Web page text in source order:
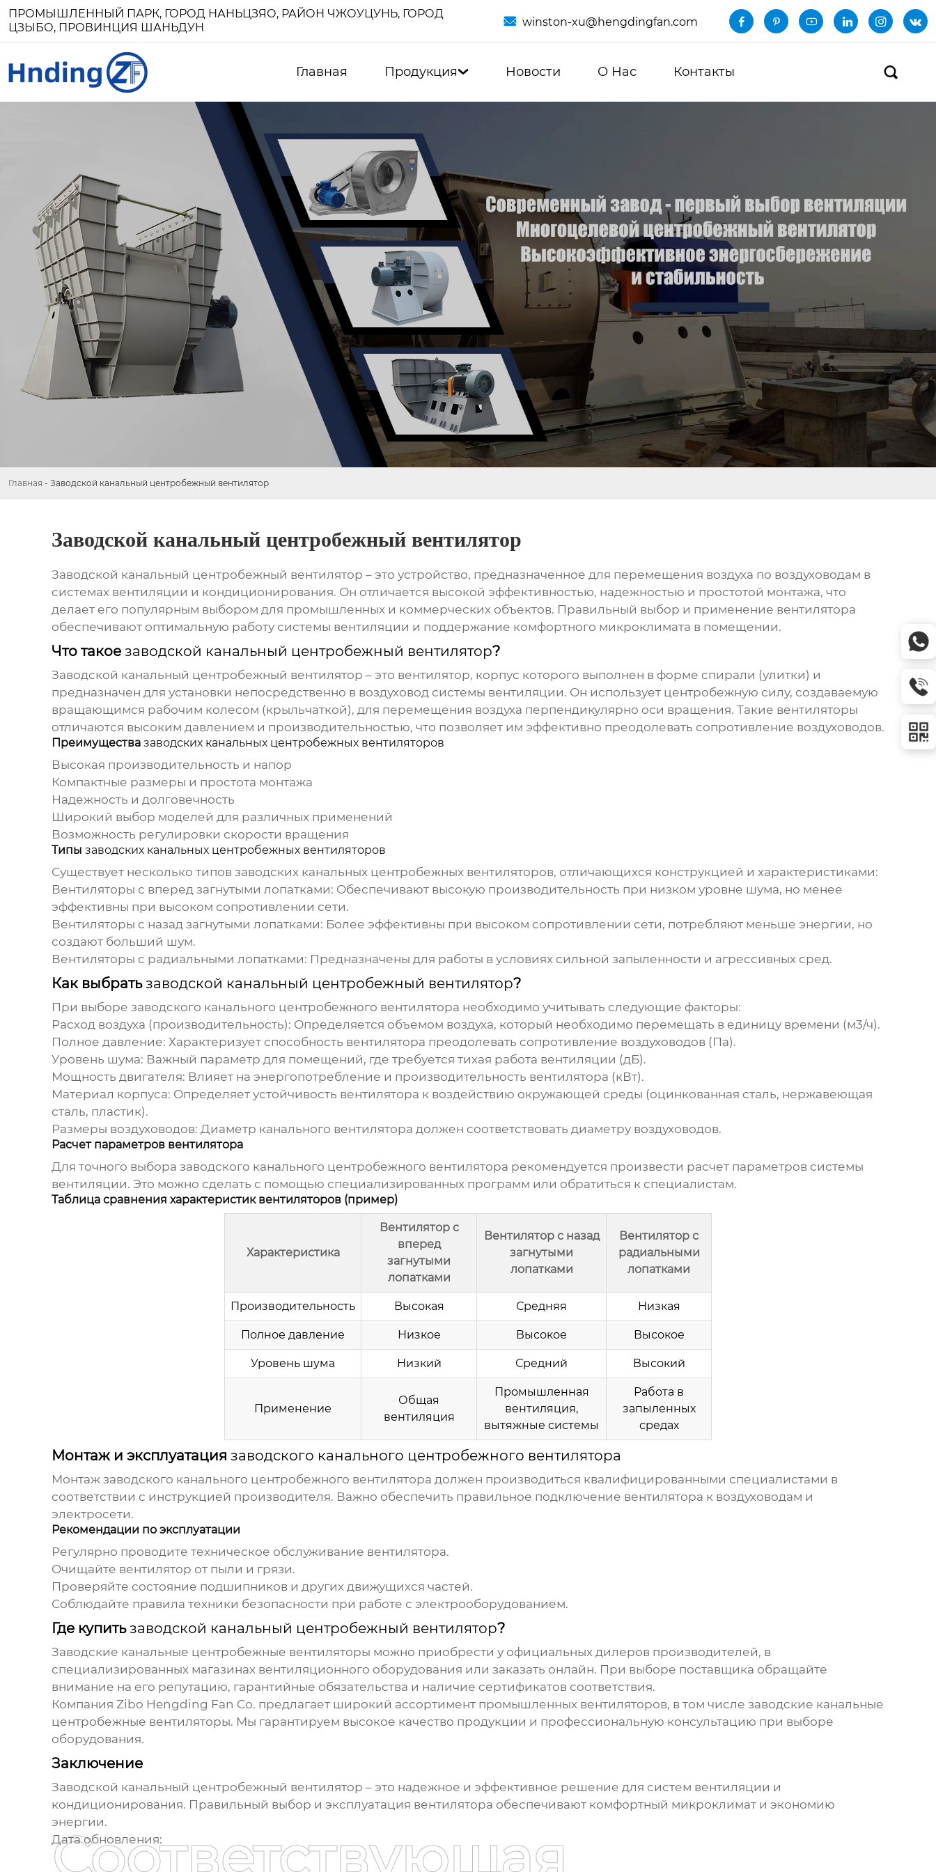
ПРОМЫШЛЕННЫЙ ПАРК, ГОРОД НАНЬЦЗЯО, РАЙОН ЧЖОУЦУНЬ, ГОРОД
ЦЗЫБО, ПРОВИНЦИЯ ШАНЬДУН
 winston-xu@hengdingfan.com      
Главная Продукция Новости О Нас Контакты 
Главная - Заводской канальный центробежный вентилятор
Заводской канальный центробежный вентилятор
Заводской канальный центробежный вентилятор – это устройство, предназначенное для перемещения воздуха по воздуховодам в
системах вентиляции и кондиционирования. Он отличается высокой эффективностью, надежностью и простотой монтажа, что
делает его популярным выбором для промышленных и коммерческих объектов. Правильный выбор и применение вентилятора
обеспечивают оптимальную работу системы вентиляции и поддержание комфортного микроклимата в помещении.
Что такое заводской канальный центробежный вентилятор?
Заводской канальный центробежный вентилятор – это вентилятор, корпус которого выполнен в форме спирали (улитки) и
предназначен для установки непосредственно в воздуховод системы вентиляции. Он использует центробежную силу, создаваемую
вращающимся рабочим колесом (крыльчаткой), для перемещения воздуха перпендикулярно оси вращения. Такие вентиляторы
отличаются высоким давлением и производительностью, что позволяет им эффективно преодолевать сопротивление воздуховодов.
Преимущества заводских канальных центробежных вентиляторов
Высокая производительность и напор
Компактные размеры и простота монтажа
Надежность и долговечность
Широкий выбор моделей для различных применений
Возможность регулировки скорости вращения
Типы заводских канальных центробежных вентиляторов
Существует несколько типов заводских канальных центробежных вентиляторов, отличающихся конструкцией и характеристиками:
Вентиляторы с вперед загнутыми лопатками: Обеспечивают высокую производительность при низком уровне шума, но менее
эффективны при высоком сопротивлении сети.
Вентиляторы с назад загнутыми лопатками: Более эффективны при высоком сопротивлении сети, потребляют меньше энергии, но
создают больший шум.
Вентиляторы с радиальными лопатками: Предназначены для работы в условиях сильной запыленности и агрессивных сред.
Как выбратьзаводской канальный центробежный вентилятор?
При выборе заводского канального центробежного вентилятора необходимо учитывать следующие факторы:
Расход воздуха (производительность): Определяется объемом воздуха, который необходимо перемещать в единицу времени (м3/ч).
Полное давление: Характеризует способность вентилятора преодолевать сопротивление воздуховодов (Па).
Уровень шума: Важный параметр для помещений, где требуется тихая работа вентиляции (дБ).
Мощность двигателя: Влияет на энергопотребление и производительность вентилятора (кВт).
Материал корпуса: Определяет устойчивость вентилятора к воздействию окружающей среды (оцинкованная сталь, нержавеющая
сталь, пластик).
Размеры воздуховодов: Диаметр канального вентилятора должен соответствовать диаметру воздуховодов.
Расчет параметров вентилятора
Для точного выбора заводского канального центробежного вентилятора рекомендуется произвести расчет параметров системы
вентиляции. Это можно сделать с помощью специализированных программ или обратиться к специалистам.
Таблица сравнения характеристик вентиляторов (пример)
Характеристика
Вентилятор с
вперед
загнутыми
лопатками
Вентилятор с назад
загнутыми
лопатками
Вентилятор с
радиальными
лопатками
Производительность Высокая Средняя Низкая
Полное давление Низкое Высокое Высокое
Уровень шума Низкий Средний Высокий
Применение
Общая
вентиляция
Промышленная
вентиляция,
вытяжные системы
Работа в
запыленных
средах
Монтаж и эксплуатация заводского канального центробежного вентилятора
Монтаж заводского канального центробежного вентилятора должен производиться квалифицированными специалистами в
соответствии с инструкцией производителя. Важно обеспечить правильное подключение вентилятора к воздуховодам и
электросети.
Рекомендации по эксплуатации
Регулярно проводите техническое обслуживание вентилятора.
Очищайте вентилятор от пыли и грязи.
Проверяйте состояние подшипников и других движущихся частей.
Соблюдайте правила техники безопасности при работе с электрооборудованием.
Где купитьзаводской канальный центробежный вентилятор?
Заводские канальные центробежные вентиляторы можно приобрести у официальных дилеров производителей, в
специализированных магазинах вентиляционного оборудования или заказать онлайн. При выборе поставщика обращайте
внимание на его репутацию, гарантийные обязательства и наличие сертификатов соответствия.
Компания Zibo Hengding Fan Co. предлагает широкий ассортимент промышленных вентиляторов, в том числе заводские канальные
центробежные вентиляторы. Мы гарантируем высокое качество продукции и профессиональную консультацию при выборе
оборудования.
Заключение
Заводской канальный центробежный вентилятор – это надежное и эффективное решение для систем вентиляции и
кондиционирования. Правильный выбор и эксплуатация вентилятора обеспечивают комфортный микроклимат и экономию
энергии.
Дата обновления:
Соответствующая